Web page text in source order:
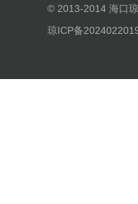
© 2013-2014 海口
琼ICP备